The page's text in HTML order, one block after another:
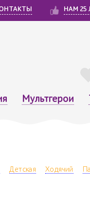
НАМ 25
Мультгерои
Детская Ходячий